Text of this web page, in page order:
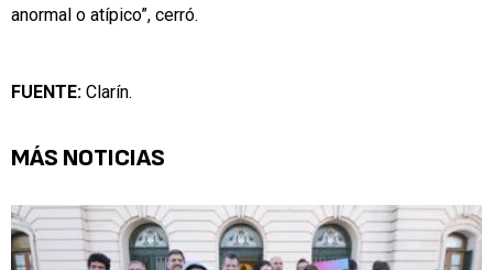
anormal o atípico”, cerró.
FUENTE: Clarín.
MÁS NOTICIAS